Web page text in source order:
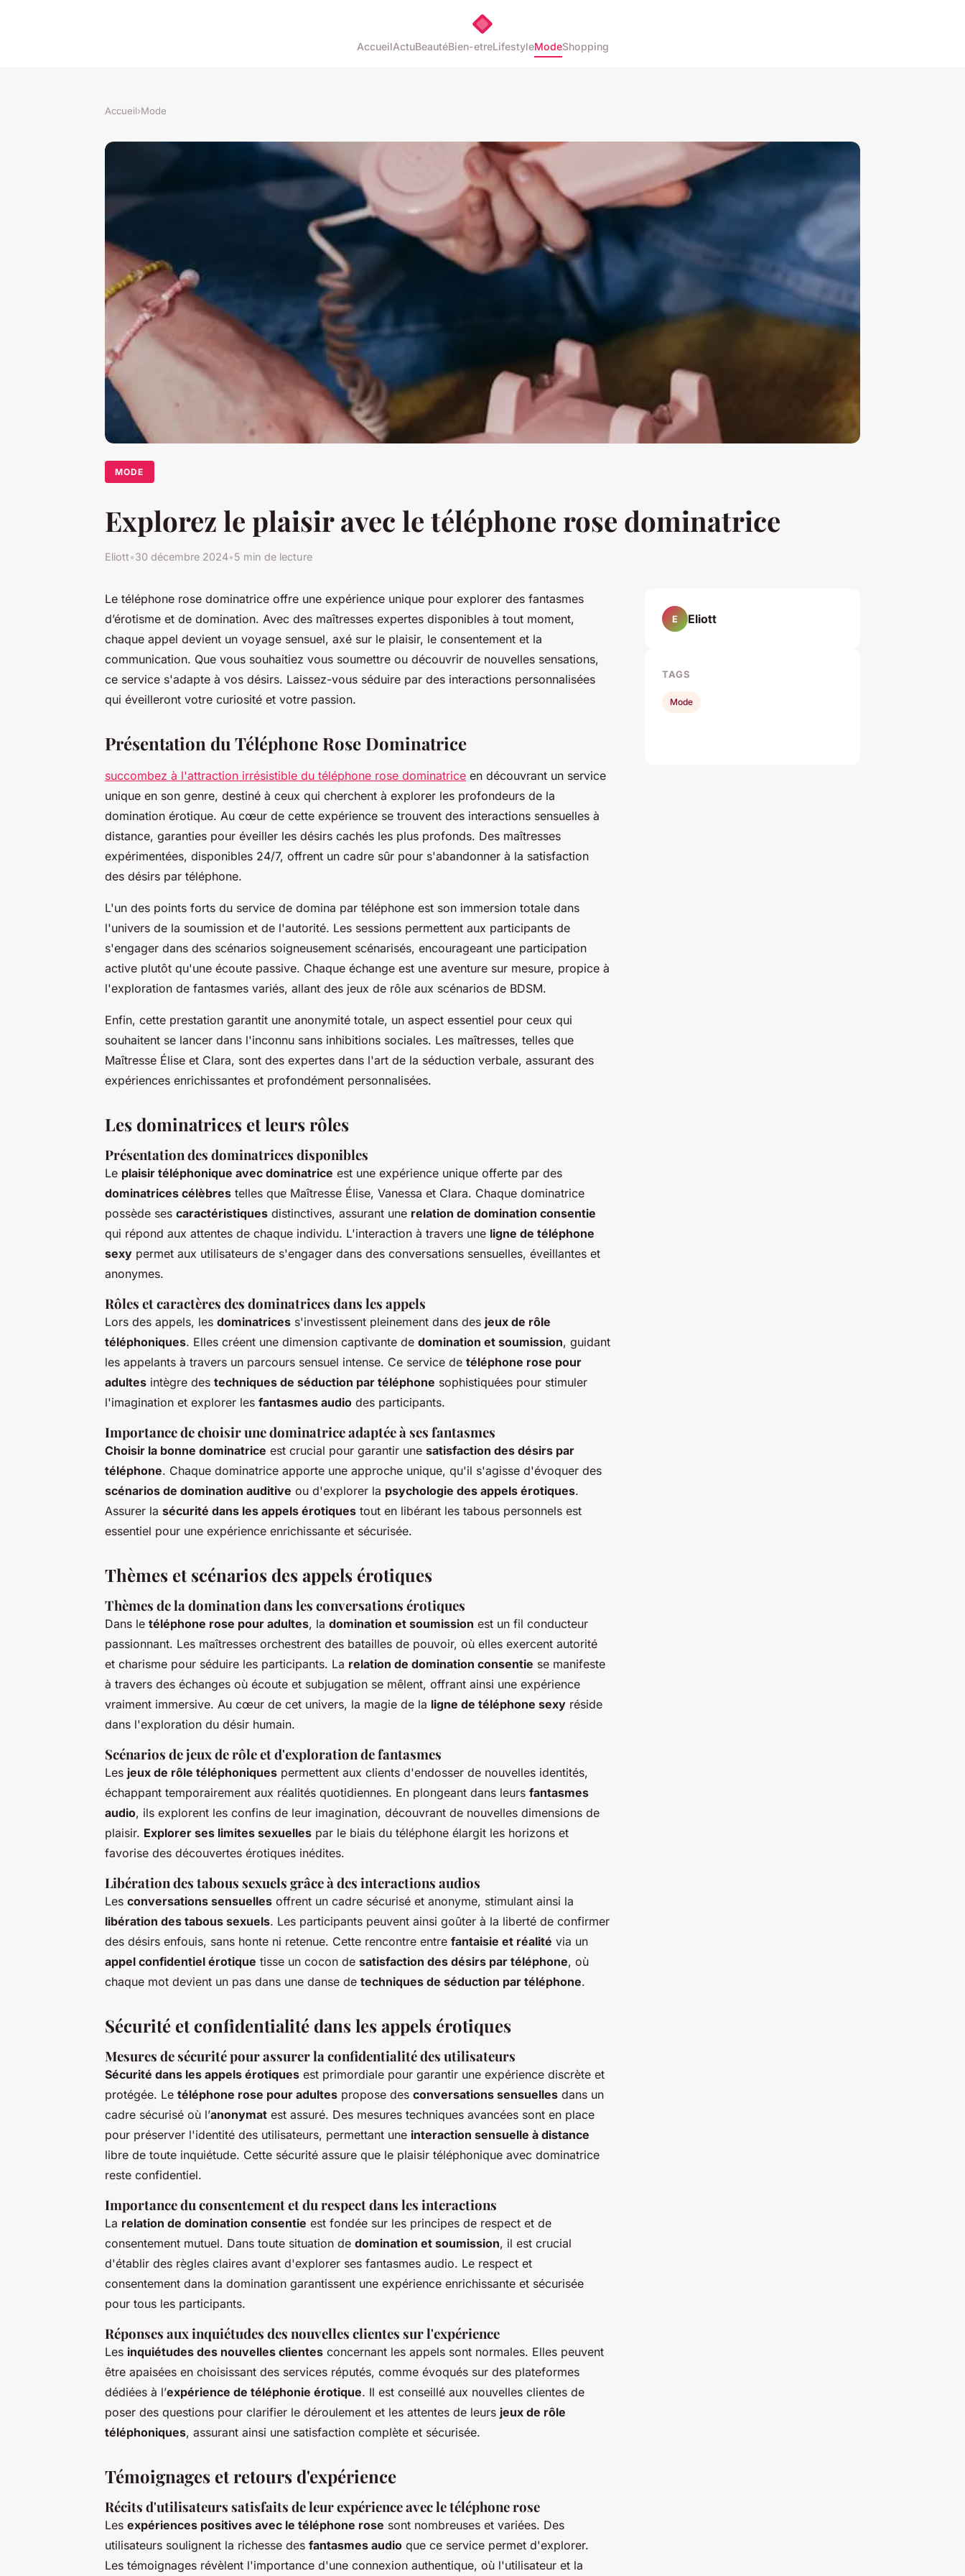
AccueilActuBeautéBien-etreLifestyleModeShopping
Accueil›Mode
MODE
Explorez le plaisir avec le téléphone rose dominatrice
Eliott•30 décembre 2024•5 min de lecture
Le téléphone rose dominatrice offre une expérience unique pour explorer des fantasmes
d’érotisme et de domination. Avec des maîtresses expertes disponibles à tout moment,
chaque appel devient un voyage sensuel, axé sur le plaisir, le consentement et la
communication. Que vous souhaitiez vous soumettre ou découvrir de nouvelles sensations,
ce service s'adapte à vos désirs. Laissez-vous séduire par des interactions personnalisées
qui éveilleront votre curiosité et votre passion.
Présentation du Téléphone Rose Dominatrice
succombez à l'attraction irrésistible du téléphone rose dominatrice en découvrant un service
unique en son genre, destiné à ceux qui cherchent à explorer les profondeurs de la
domination érotique. Au cœur de cette expérience se trouvent des interactions sensuelles à
distance, garanties pour éveiller les désirs cachés les plus profonds. Des maîtresses
expérimentées, disponibles 24/7, offrent un cadre sûr pour s'abandonner à la satisfaction
des désirs par téléphone.
L'un des points forts du service de domina par téléphone est son immersion totale dans
l'univers de la soumission et de l'autorité. Les sessions permettent aux participants de
s'engager dans des scénarios soigneusement scénarisés, encourageant une participation
active plutôt qu'une écoute passive. Chaque échange est une aventure sur mesure, propice à
l'exploration de fantasmes variés, allant des jeux de rôle aux scénarios de BDSM.
Enfin, cette prestation garantit une anonymité totale, un aspect essentiel pour ceux qui
souhaitent se lancer dans l'inconnu sans inhibitions sociales. Les maîtresses, telles que
Maîtresse Élise et Clara, sont des expertes dans l'art de la séduction verbale, assurant des
expériences enrichissantes et profondément personnalisées.
Les dominatrices et leurs rôles
Présentation des dominatrices disponibles
Le plaisir téléphonique avec dominatrice est une expérience unique offerte par des
dominatrices célèbres telles que Maîtresse Élise, Vanessa et Clara. Chaque dominatrice
possède ses caractéristiques distinctives, assurant une relation de domination consentie
qui répond aux attentes de chaque individu. L'interaction à travers une ligne de téléphone
sexy permet aux utilisateurs de s'engager dans des conversations sensuelles, éveillantes et
anonymes.
Rôles et caractères des dominatrices dans les appels
Lors des appels, les dominatrices s'investissent pleinement dans des jeux de rôle
téléphoniques. Elles créent une dimension captivante de domination et soumission, guidant
les appelants à travers un parcours sensuel intense. Ce service de téléphone rose pour
adultes intègre des techniques de séduction par téléphone sophistiquées pour stimuler
l'imagination et explorer les fantasmes audio des participants.
Importance de choisir une dominatrice adaptée à ses fantasmes
Choisir la bonne dominatrice est crucial pour garantir une satisfaction des désirs par
téléphone. Chaque dominatrice apporte une approche unique, qu'il s'agisse d'évoquer des
scénarios de domination auditive ou d'explorer la psychologie des appels érotiques.
Assurer la sécurité dans les appels érotiques tout en libérant les tabous personnels est
essentiel pour une expérience enrichissante et sécurisée.
Thèmes et scénarios des appels érotiques
Thèmes de la domination dans les conversations érotiques
Dans le téléphone rose pour adultes, la domination et soumission est un fil conducteur
passionnant. Les maîtresses orchestrent des batailles de pouvoir, où elles exercent autorité
et charisme pour séduire les participants. La relation de domination consentie se manifeste
à travers des échanges où écoute et subjugation se mêlent, offrant ainsi une expérience
vraiment immersive. Au cœur de cet univers, la magie de la ligne de téléphone sexy réside
dans l'exploration du désir humain.
Scénarios de jeux de rôle et d'exploration de fantasmes
Les jeux de rôle téléphoniques permettent aux clients d'endosser de nouvelles identités,
échappant temporairement aux réalités quotidiennes. En plongeant dans leurs fantasmes
audio, ils explorent les confins de leur imagination, découvrant de nouvelles dimensions de
plaisir. Explorer ses limites sexuelles par le biais du téléphone élargit les horizons et
favorise des découvertes érotiques inédites.
Libération des tabous sexuels grâce à des interactions audios
Les conversations sensuelles offrent un cadre sécurisé et anonyme, stimulant ainsi la
libération des tabous sexuels. Les participants peuvent ainsi goûter à la liberté de confirmer
des désirs enfouis, sans honte ni retenue. Cette rencontre entre fantaisie et réalité via un
appel confidentiel érotique tisse un cocon de satisfaction des désirs par téléphone, où
chaque mot devient un pas dans une danse de techniques de séduction par téléphone.
Sécurité et confidentialité dans les appels érotiques
Mesures de sécurité pour assurer la confidentialité des utilisateurs
Sécurité dans les appels érotiques est primordiale pour garantir une expérience discrète et
protégée. Le téléphone rose pour adultes propose des conversations sensuelles dans un
cadre sécurisé où l’anonymat est assuré. Des mesures techniques avancées sont en place
pour préserver l'identité des utilisateurs, permettant une interaction sensuelle à distance
libre de toute inquiétude. Cette sécurité assure que le plaisir téléphonique avec dominatrice
reste confidentiel.
Importance du consentement et du respect dans les interactions
La relation de domination consentie est fondée sur les principes de respect et de
consentement mutuel. Dans toute situation de domination et soumission, il est crucial
d'établir des règles claires avant d'explorer ses fantasmes audio. Le respect et
consentement dans la domination garantissent une expérience enrichissante et sécurisée
pour tous les participants.
Réponses aux inquiétudes des nouvelles clientes sur l'expérience
Les inquiétudes des nouvelles clientes concernant les appels sont normales. Elles peuvent
être apaisées en choisissant des services réputés, comme évoqués sur des plateformes
dédiées à l’expérience de téléphonie érotique. Il est conseillé aux nouvelles clientes de
poser des questions pour clarifier le déroulement et les attentes de leurs jeux de rôle
téléphoniques, assurant ainsi une satisfaction complète et sécurisée.
Témoignages et retours d'expérience
Récits d'utilisateurs satisfaits de leur expérience avec le téléphone rose
Les expériences positives avec le téléphone rose sont nombreuses et variées. Des
utilisateurs soulignent la richesse des fantasmes audio que ce service permet d'explorer.
Les témoignages révèlent l'importance d'une connexion authentique, où l'utilisateur et la
E Eliott
TAGS
Mode